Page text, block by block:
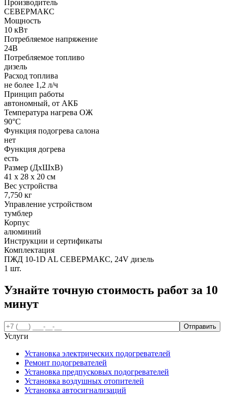
Производитель
СЕВЕРМАКС
Мощность
10 кВт
Потребляемое напряжение
24В
Потребляемое топливо
дизель
Расход топлива
не более 1,2 л/ч
Принцип работы
автономный, от АКБ
Температура нагрева ОЖ
90°C
Функция подогрева салона
нет
Функция догрева
есть
Размер (ДхШхВ)
41 х 28 х 20 см
Вес устройства
7,750 кг
Управление устройством
тумблер
Корпус
алюминий
Инструкции и сертификаты
Комплектация
ПЖД 10-1D AL СЕВЕРМАКС, 24V дизель
1 шт.
Узнайте точную стоимость работ за 10
минут
Услуги
Установка электрических подогревателей
Ремонт подогревателей
Установка предпусковых подогревателей
Установка воздушных отопителей
Установка автосигнализаций